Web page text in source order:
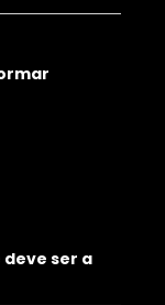
ser a